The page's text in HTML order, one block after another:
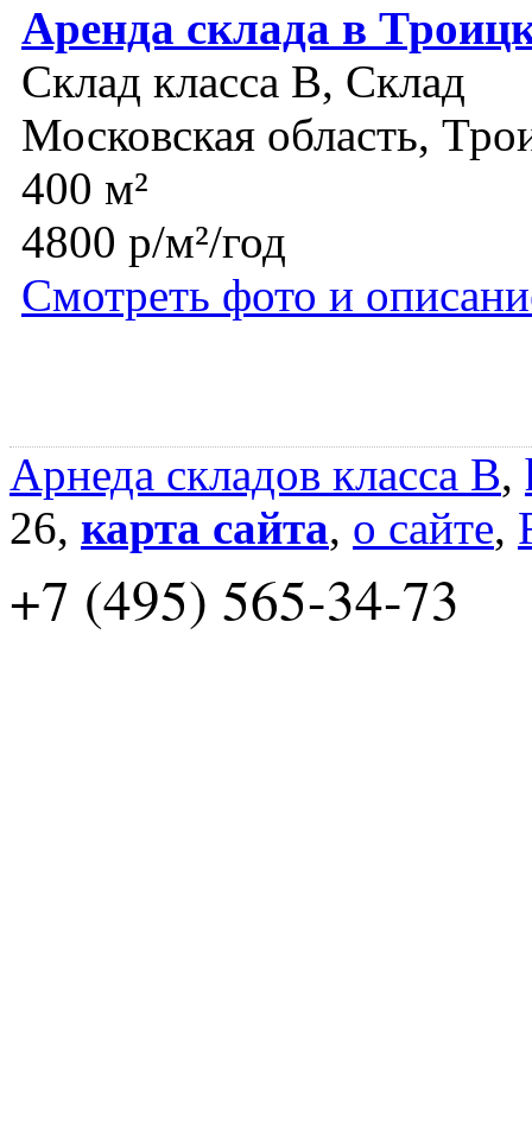
Аренда склада в
Склад класса B, Склад
Московская область,
400 м²
4800 р/м²/год
Смотреть фото и
Арнеда складов класса B,
26, карта сайта, о сайте,
+7 (495) 565-34-73